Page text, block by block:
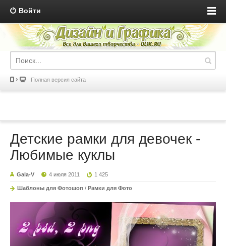
Войти
Полная версия сайта
Детские рамки для девочек -
Любимые куклы
Gala-V 4 июля 2011 1 425
Шаблоны для Фотошоп / Рамки для Фото